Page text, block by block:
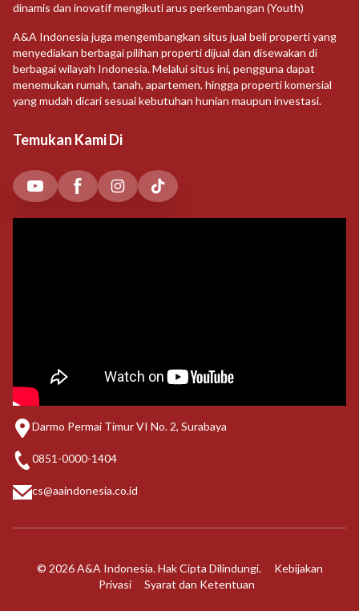
dinamis dan inovatif mengikuti arus perkembangan (Youth)
A&A Indonesia juga mengembangkan situs jual beli properti yang
menyediakan berbagai pilihan properti dijual dan disewakan di
berbagai wilayah Indonesia. Melalui situs ini, pengguna dapat
menemukan rumah, tanah, apartemen, hingga properti komersial
yang mudah dicari sesuai kebutuhan hunian maupun investasi.
Temukan Kami Di
Darmo Permai Timur VI No. 2, Surabaya
0851-0000-1404
cs@aaindonesia.co.id
© 2026 A&A Indonesia. Hak Cipta Dilindungi.
Kebijakan
Privasi
Syarat dan Ketentuan